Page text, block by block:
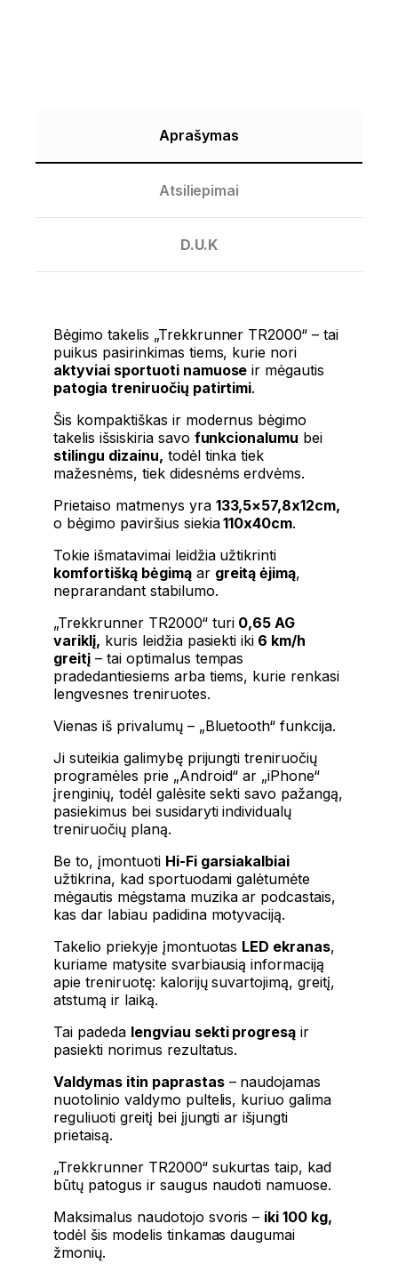
Aprašymas
Atsiliepimai
D.U.K
Bėgimo takelis „Trekkrunner TR2000“ – tai
puikus pasirinkimas tiems, kurie nori
aktyviai sportuoti namuose ir mėgautis
patogia treniruočių patirtimi.
Šis kompaktiškas ir modernus bėgimo
takelis išsiskiria savo funkcionalumu bei
stilingu dizainu, todėl tinka tiek
mažesnėms, tiek didesnėms erdvėms.
Prietaiso matmenys yra 133,5×57,8x12cm,
o bėgimo paviršius siekia110x40cm.
Tokie išmatavimai leidžia užtikrinti
komfortišką bėgimąar greitą ėjimą,
neprarandant stabilumo.
„Trekkrunner TR2000“ turi 0,65 AG
variklį, kuris leidžia pasiekti iki 6 km/h
greitį– tai optimalus tempas
pradedantiesiems arba tiems, kurie renkasi
lengvesnes treniruotes.
Vienas iš privalumų – „Bluetooth“ funkcija.
Ji suteikia galimybę prijungti treniruočių
programėles prie „Android“ ar „iPhone“
įrenginių, todėl galėsite sekti savo pažangą,
pasiekimus bei susidaryti individualų
treniruočių planą.
Be to, įmontuoti Hi-Fi garsiakalbiai
užtikrina, kad sportuodami galėtumėte
mėgautis mėgstama muzika ar podcastais,
kas dar labiau padidina motyvaciją.
Takelio priekyje įmontuotas LED ekranas,
kuriame matysite svarbiausią informaciją
apie treniruotę: kalorijų suvartojimą, greitį,
atstumą ir laiką.
Tai padeda lengviau sekti progresą ir
pasiekti norimus rezultatus.
Valdymas itin paprastas– naudojamas
nuotolinio valdymo pultelis, kuriuo galima
reguliuoti greitį bei įjungti ar išjungti
prietaisą.
„Trekkrunner TR2000“ sukurtas taip, kad
būtų patogus ir saugus naudoti namuose.
Maksimalus naudotojo svoris – iki 100 kg,
todėl šis modelis tinkamas daugumai
žmonių.